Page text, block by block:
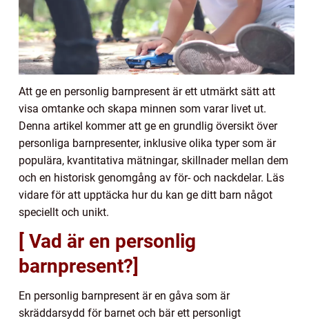
Att ge en personlig barnpresent är ett utmärkt sätt att
visa omtanke och skapa minnen som varar livet ut.
Denna artikel kommer att ge en grundlig översikt över
personliga barnpresenter, inklusive olika typer som är
populära, kvantitativa mätningar, skillnader mellan dem
och en historisk genomgång av för- och nackdelar. Läs
vidare för att upptäcka hur du kan ge ditt barn något
speciellt och unikt.
[ Vad är en personlig
barnpresent?]
En personlig barnpresent är en gåva som är
skräddarsydd för barnet och bär ett personligt